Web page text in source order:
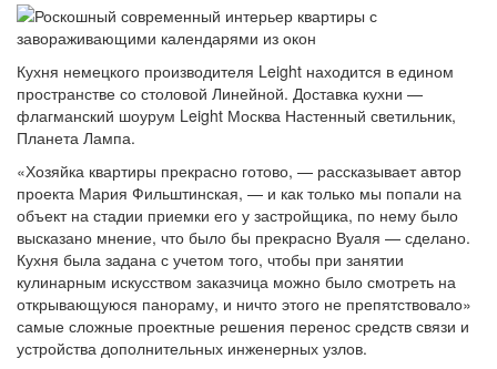
Кухня немецкого производителя Leight находится в едином
пространстве со столовой Линейной. Доставка кухни —
флагманский шоурум Leight Москва Настенный светильник,
Планета Лампа.
«Хозяйка квартиры прекрасно готово, — рассказывает автор
проекта Мария Фильштинская, — и как только мы попали на
объект на стадии приемки его у застройщика, по нему было
высказано мнение, что было бы прекрасно Вуаля — сделано.
Кухня была задана с учетом того, чтобы при занятии
кулинарным искусством заказчица можно было смотреть на
открывающуюся панораму, и ничто этого не препятствовало»
самые сложные проектные решения перенос средств связи и
устройства дополнительных инженерных узлов.